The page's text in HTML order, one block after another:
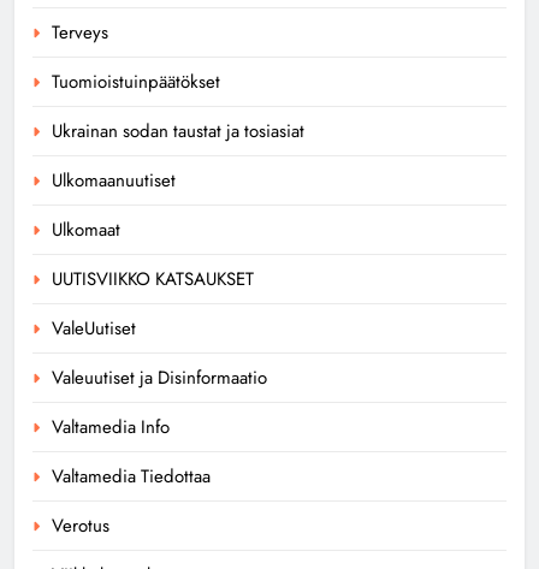
Terveys
Tuomioistuinpäätökset
Ukrainan sodan taustat ja tosiasiat
Ulkomaanuutiset
Ulkomaat
UUTISVIIKKO KATSAUKSET
ValeUutiset
Valeuutiset ja Disinformaatio
Valtamedia Info
Valtamedia Tiedottaa
Verotus